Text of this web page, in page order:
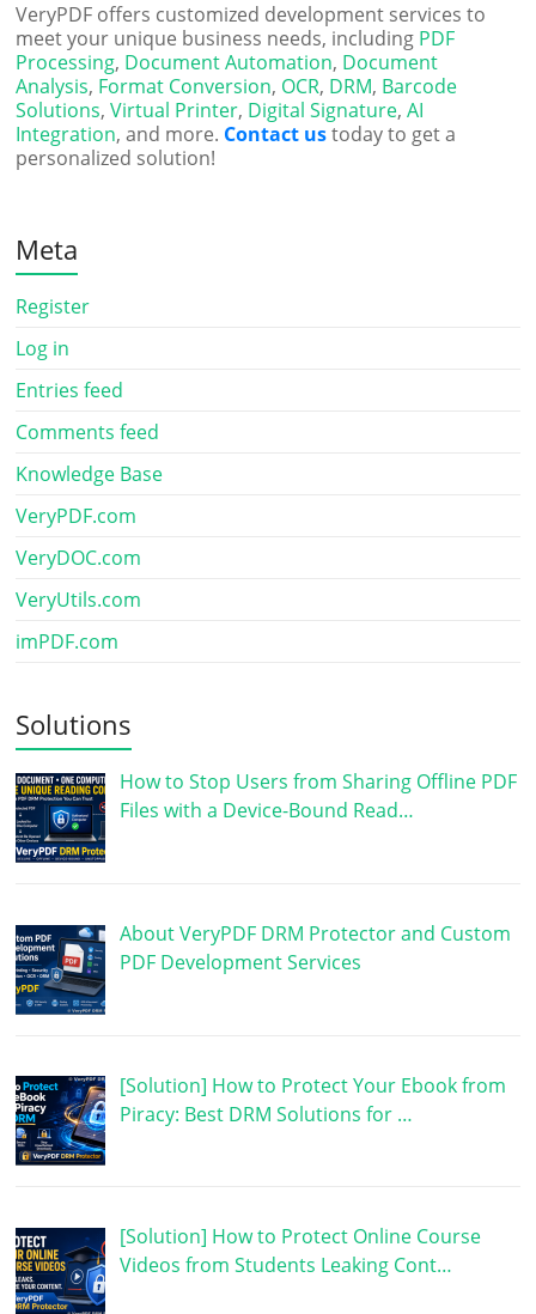
VeryPDF offers customized development services to
meet your unique business needs, including PDF
Processing, Document Automation, Document
Analysis, Format Conversion, OCR, DRM, Barcode
Solutions,Virtual Printer, Digital Signature,AI
Integration, and more. Contact ustoday to get a
personalized solution!
Meta
Register
Log in
Entries feed
Comments feed
Knowledge Base
VeryPDF.com
VeryDOC.com
VeryUtils.com
imPDF.com
Solutions
How to Stop Users from Sharing Offline PDF
Files with a Device-Bound Read…
About VeryPDF DRM Protector and Custom
PDF Development Services
[Solution] How to Protect Your Ebook from
Piracy: Best DRM Solutions for …
[Solution] How to Protect Online Course
Videos from Students Leaking Cont…